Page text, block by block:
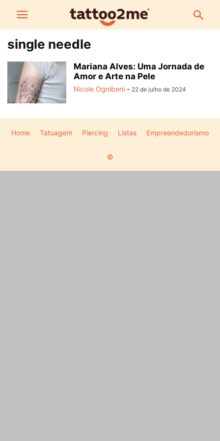
single needle
Mariana Alves: Uma Jornada de
Amor e Arte na Pele
Nicole Ognibeni - 22 de julho de 2024
Home Tatuagem Piercing Listas Empreendedorismo
©